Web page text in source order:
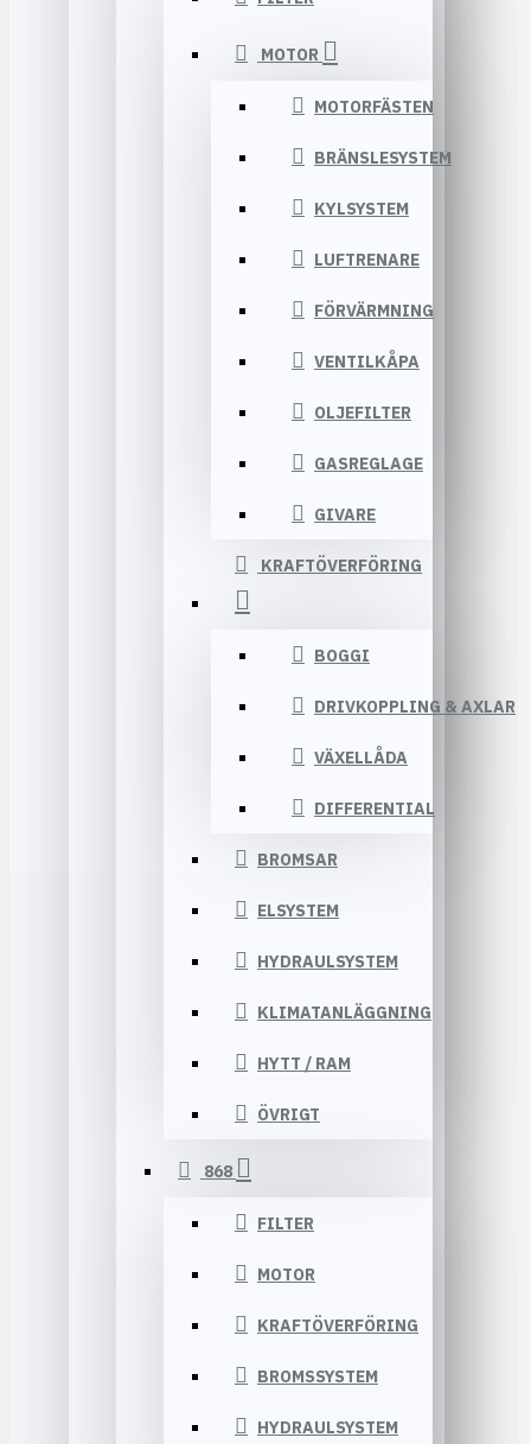
MOTOR
MOTORFÄSTEN
BRÄNSLESYSTEM
KYLSYSTEM
LUFTRENARE
FÖRVÄRMNING
VENTILKÅPA
OLJEFILTER
GASREGLAGE
GIVARE
KRAFTÖVERFÖRING
BOGGI
DRIVKOPPLING & AXLAR
VÄXELLÅDA
DIFFERENTIAL
BROMSAR
ELSYSTEM
HYDRAULSYSTEM
KLIMATANLÄGGNING
HYTT / RAM
ÖVRIGT
868
FILTER
MOTOR
KRAFTÖVERFÖRING
BROMSSYSTEM
HYDRAULSYSTEM